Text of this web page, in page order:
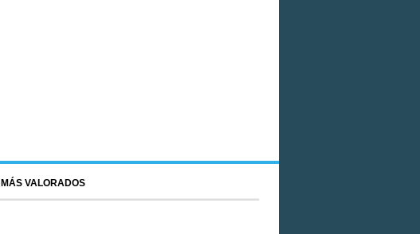
MÁS VALORADOS